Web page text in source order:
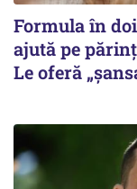
Formula în
ajută pe
Le oferă